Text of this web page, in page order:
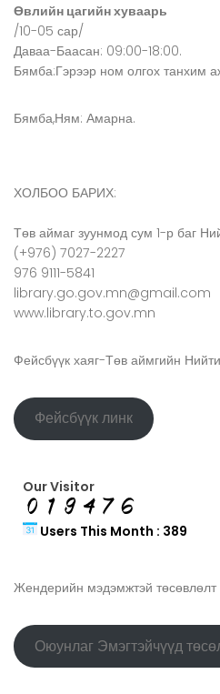
Өвлийн цагийн хуваарь
/10-05 сар/
Даваа-Баасан: 09:00-18:00.
Бямба:Гэрээр ном олгох танхим
Бямба,Ням: Амарна.
ХОЛБОО БАРИХ:
Төв аймаг зуунмод сум 1-р баг
(+976) 7027-2227
976 9111-5841
library.go.gov.mn@gmail.com
www.library.to.gov.mn
Фейсбүүк хаяг-Төв аймгийн
Фейсбүүк линк
Our Visitor
Users This Month : 389
Жендерийн мэдэмжтэй төсөвлөлт
Оюунлаг Эмэгтэйчүүд